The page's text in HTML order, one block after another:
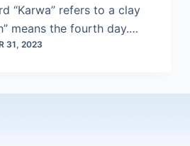
“Karwa” refers to a clay
means the fourth day.…
31, 2023